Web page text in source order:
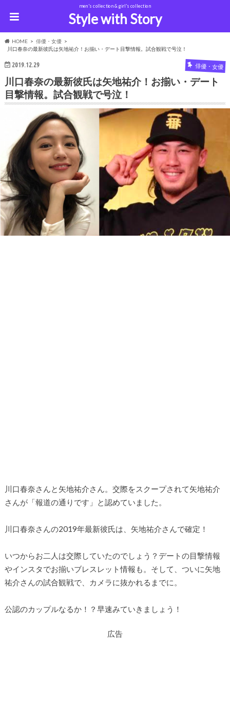
men's collection & girl's collection
Style with Story
HOME
俳優・女優
川口春奈の最新彼氏は矢地祐介！お揃い・デート目撃情報。試合観戦で号泣！
2019.12.29 俳優・女優
川口春奈の最新彼氏は矢地祐介！お揃い・デート
目撃情報。試合観戦で号泣！
川口春奈さんと矢地祐介さん。交際をスクープされて矢地祐介
さんが「報道の通りです」と認めていました。
川口春奈さんの2019年最新彼氏は、矢地祐介さんで確定！
いつからお二人は交際していたのでしょう？デートの目撃情報
やインスタでお揃いブレスレット情報も。そして、ついに矢地
祐介さんの試合観戦で、カメラに抜かれるまでに。
公認のカップルなるか！？早速みていきましょう！
広告